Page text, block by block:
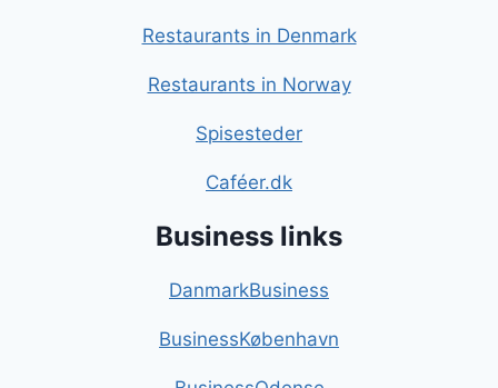
Restaurants in Denmark
Restaurants in Norway
Spisesteder
Caféer.dk
Business links
DanmarkBusiness
BusinessKøbenhavn